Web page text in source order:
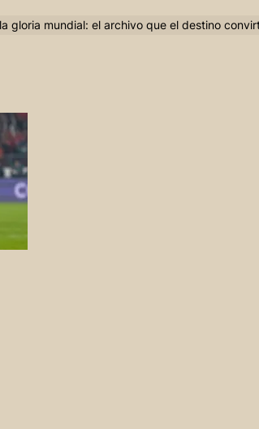
gloria mundial: el archivo que el destino